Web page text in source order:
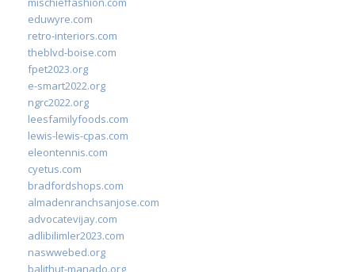
eduwyre.com
retro-interiors.com
theblvd-boise.com
fpet2023.org
e-smart2022.org
ngrc2022.org
leesfamilyfoods.com
lewis-lewis-cpas.com
eleontennis.com
cyetus.com
bradfordshops.com
almadenranchsanjose.com
advocatevijay.com
adlibilimler2023.com
naswwebed.org
balithut-manado.org